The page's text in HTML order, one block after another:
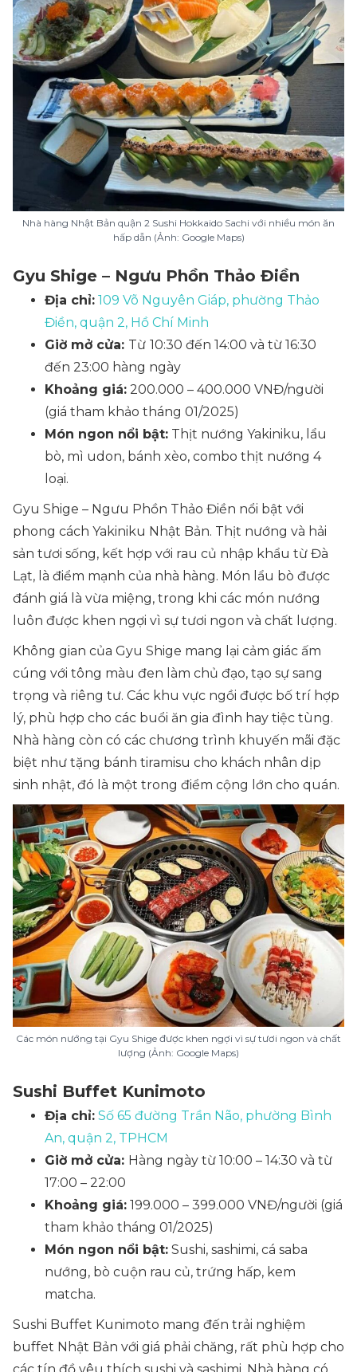
Nhà hàng Nhật Bản quận 2 Sushi Hokkaido Sachi với nhiều món ăn
hấp dẫn (Ảnh: Google Maps)
Gyu Shige – Ngưu Phồn Thảo Điền
Địa chỉ: 109 Võ Nguyên Giáp, phường Thảo
Điền, quận 2, Hồ Chí Minh
Giờ mở cửa: Từ 10:30 đến 14:00 và từ 16:30
đến 23:00 hàng ngày
Khoảng giá: 200.000 – 400.000 VNĐ/người
(giá tham khảo tháng 01/2025)
Món ngon nổi bật: Thịt nướng Yakiniku, lẩu
bò, mì udon, bánh xèo, combo thịt nướng 4
loại.
Gyu Shige – Ngưu Phồn Thảo Điền nổi bật với
phong cách Yakiniku Nhật Bản. Thịt nướng và hải
sản tươi sống, kết hợp với rau củ nhập khẩu từ Đà
Lạt, là điểm mạnh của nhà hàng. Món lẩu bò được
đánh giá là vừa miệng, trong khi các món nướng
luôn được khen ngợi vì sự tươi ngon và chất lượng.
Không gian của Gyu Shige mang lại cảm giác ấm
cúng với tông màu đen làm chủ đạo, tạo sự sang
trọng và riêng tư. Các khu vực ngồi được bố trí hợp
lý, phù hợp cho các buổi ăn gia đình hay tiệc tùng.
Nhà hàng còn có các chương trình khuyến mãi đặc
biệt như tặng bánh tiramisu cho khách nhân dịp
sinh nhật, đó là một trong điểm cộng lớn cho quán.
Các món nướng tại Gyu Shige được khen ngợi vì sự tươi ngon và chất
lượng (Ảnh: Google Maps)
Sushi Buffet Kunimoto
Địa chỉ: Số 65 đường Trần Não, phường Bình
An, quận 2, TPHCM
Giờ mở cửa: Hàng ngày từ 10:00 – 14:30 và từ
17:00 – 22:00
Khoảng giá: 199.000 – 399.000 VNĐ/người (giá
tham khảo tháng 01/2025)
Món ngon nổi bật: Sushi, sashimi, cá saba
nướng, bò cuộn rau củ, trứng hấp, kem
matcha.
Sushi Buffet Kunimoto mang đến trải nghiệm
buffet Nhật Bản với giá phải chăng, rất phù hợp cho